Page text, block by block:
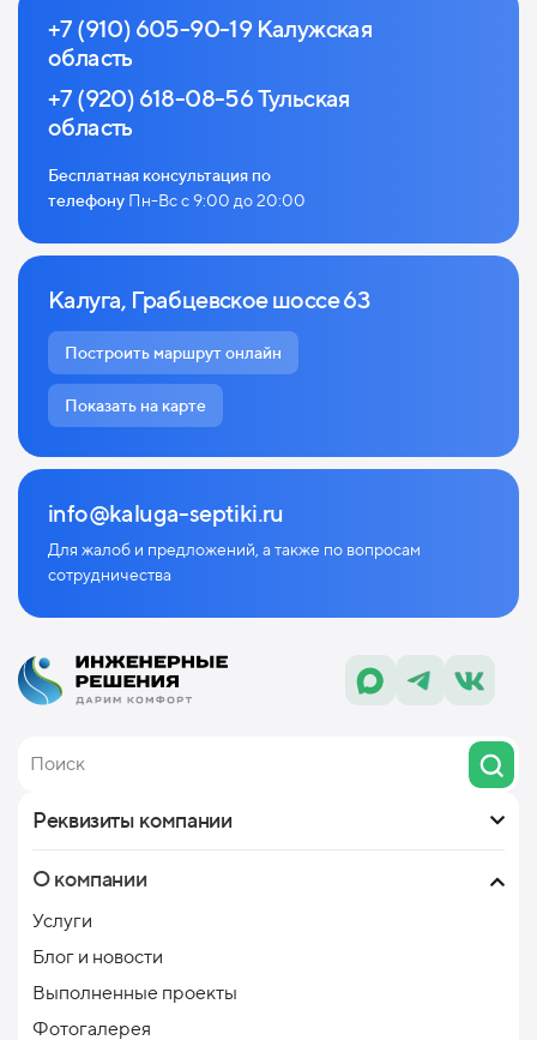
+7 (910) 605-90-19 Калужская
область
+7 (920) 618-08-56 Тульская
область
Бесплатная консультация по
телефону Пн-Вс с 9:00 до 20:00
Калуга, Грабцевское шоссе 63
Построить маршрут онлайн
Показать на карте
info@kaluga-septiki.ru
Для жалоб и предложений, а также по вопросам
сотрудничества
Реквизиты компании
О компании
Услуги
Блог и новости
Выполненные проекты
Фотогалерея